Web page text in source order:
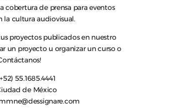
cobertura de prensa para eventos
la cultura audiovisual.
proyectos publicados en nuestro
un proyecto u organizar un curso o
55.1685.4441
de México